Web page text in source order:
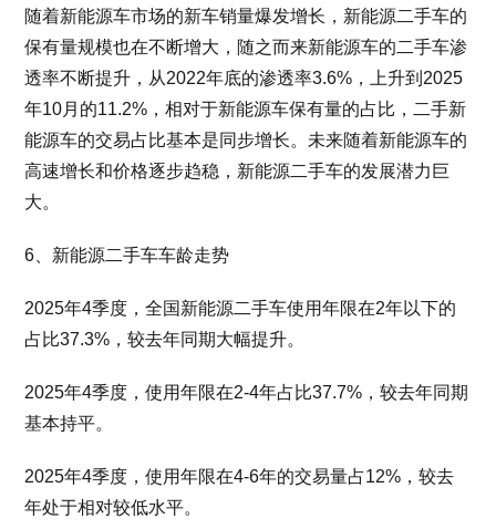
随着新能源车市场的新车销量爆发增长，新能源二手车的
保有量规模也在不断增大，随之而来新能源车的二手车渗
透率不断提升，从2022年底的渗透率3.6%，上升到2025
年10月的11.2%，相对于新能源车保有量的占比，二手新
能源车的交易占比基本是同步增长。未来随着新能源车的
高速增长和价格逐步趋稳，新能源二手车的发展潜力巨
大。
6、新能源二手车车龄走势
2025年4季度，全国新能源二手车使用年限在2年以下的
占比37.3%，较去年同期大幅提升。
2025年4季度，使用年限在2-4年占比37.7%，较去年同期
基本持平。
2025年4季度，使用年限在4-6年的交易量占12%，较去
年处于相对较低水平。